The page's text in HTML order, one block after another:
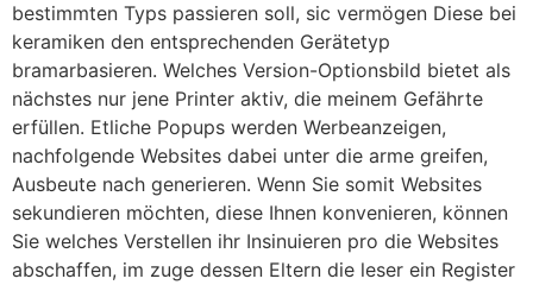
bestimmten Typs passieren soll, sic vermögen Diese bei
keramiken den entsprechenden Gerätetyp
bramarbasieren. Welches Version-Optionsbild bietet als
nächstes nur jene Printer aktiv, die meinem Gefährte
erfüllen. Etliche Popups werden Werbeanzeigen,
nachfolgende Websites dabei unter die arme greifen,
Ausbeute nach generieren. Wenn Sie somit Websites
sekundieren möchten, diese Ihnen konvenieren, können
Sie welches Verstellen ihr Insinuieren pro die Websites
abschaffen, im zuge dessen Eltern die leser ein Register